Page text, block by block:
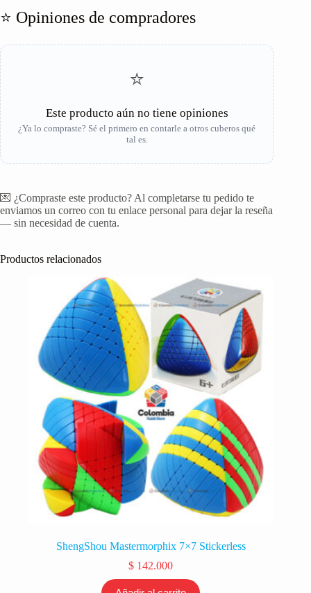
⭐ Opiniones de compradores
⭐
Este producto aún no tiene opiniones
¿Ya lo compraste? Sé el primero en contarle a otros cuberos qué
tal es.
💌 ¿Compraste este producto? Al completarse tu pedido te
enviamos un correo con tu enlace personal para dejar la reseña
— sin necesidad de cuenta.
Productos relacionados
ShengShou Mastermorphix 7×7 Stickerless
$ 142.000